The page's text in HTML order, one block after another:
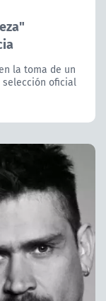
la toma de un
oficial